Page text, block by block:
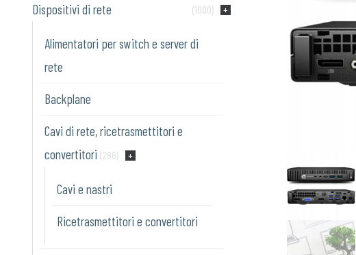
Dispositivi di rete (1000)
Alimentatori per switch e server di
rete
Backplane
Cavi di rete, ricetrasmettitori e
convertitori (286)
Cavi e nastri
Ricetrasmettitori e convertitori